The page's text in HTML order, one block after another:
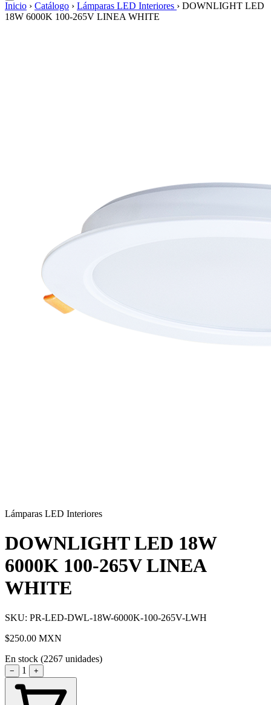
Inicio › Catálogo › Lámparas LED Interiores › DOWNLIGHT LED
18W 6000K 100-265V LINEA WHITE
Lámparas LED Interiores
DOWNLIGHT LED 18W
6000K 100-265V LINEA
WHITE
SKU: PR-LED-DWL-18W-6000K-100-265V-LWH
$250.00 MXN
En stock (2267 unidades)
− 1 +